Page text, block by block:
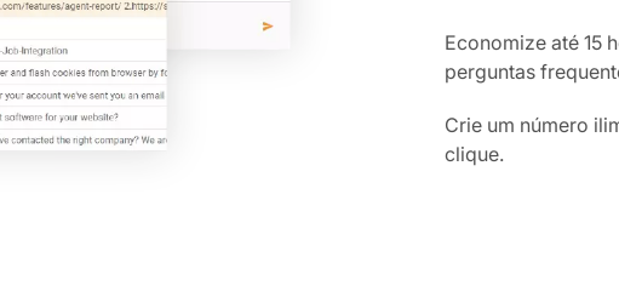
Economize até 15
perguntas
Crie um número
clique.